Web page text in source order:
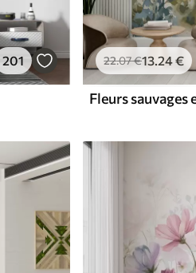
201 22.07€13.24€